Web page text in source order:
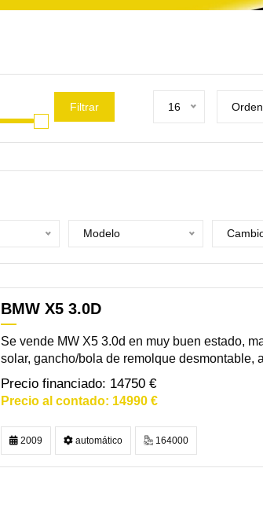
Filtrar 16
Modelo
BMW X5 3.0D
Se vende MW X5 3.0d en muy buen estado,
solar, gancho/bola de remolque desmontable,
14750 €
14990 €
2009 automático 164000